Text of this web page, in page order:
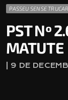
PASSEU SENSE TRUCAR
PST Nº
MATUTE
| 9 DE